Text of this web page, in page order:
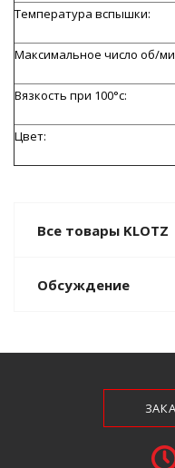
Температура вспышки:
Максимальное число об/
Вязкость при 100°c:
Цвет:
Все товары KLOTZ
Обсуждение